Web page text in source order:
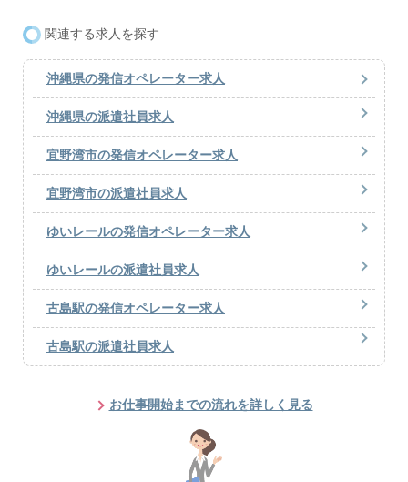
関連する求人を探す
沖縄県の発信オペレーター求人
沖縄県の派遣社員求人
宜野湾市の発信オペレーター求人
宜野湾市の派遣社員求人
ゆいレールの発信オペレーター求人
ゆいレールの派遣社員求人
古島駅の発信オペレーター求人
古島駅の派遣社員求人
お仕事開始までの流れを詳しく見る